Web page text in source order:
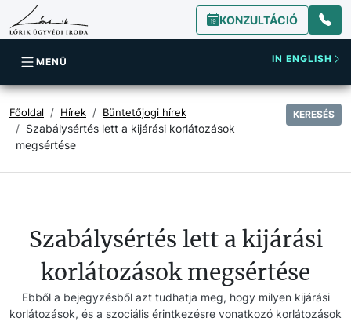
KONZULTÁCIÓ
MENÜ IN ENGLISH
Főoldal Hírek Büntetőjogi hírek
Szabálysértés lett a kijárási korlátozások
megsértése
KERESÉS
Szabálysértés lett a kijárási
korlátozások megsértése
Ebből a bejegyzésből azt tudhatja meg, hogy milyen kijárási
korlátozások, és a szociális érintkezésre vonatkozó korlátozások